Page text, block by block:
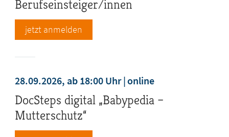
Berufseinsteiger/innen
jetzt anmelden
28.09.2026, ab 18:00 Uhr online
DocSteps digital „Babypedia –
Mutterschutz“